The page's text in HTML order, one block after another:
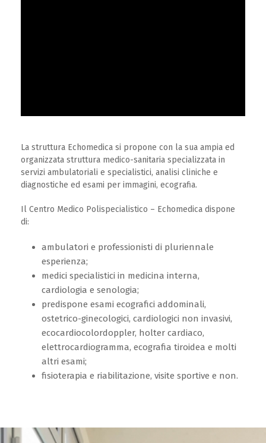
La struttura Echomedica si propone con la sua ampia ed
organizzata struttura medico-sanitaria specializzata in
servizi ambulatoriali e specialistici, analisi cliniche e
diagnostiche ed esami per immagini, ecografia.
Il Centro Medico Polispecialistico – Echomedica dispone
di:
ambulatori e professionisti di pluriennale
esperienza;
medici specialistici in medicina interna,
cardiologia e senologia;
predispone esami ecografici addominali,
ostetrico-ginecologici, cardiologici non invasivi,
ecocardiocolordoppler, holter cardiaco,
elettrocardiogramma, ecografia tiroidea e molti
altri esami;
fisioterapia e riabilitazione, visite sportive e non.